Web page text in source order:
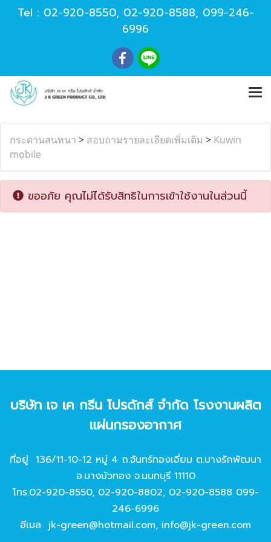
Tel : 02-920-8550, 02-920-8588, 099-246-
6996
กระดานสนทนา > สอบถามรายละเอียดเพิ่มเติม > Kuwin
mobile
ขออภัย คุณไม่ได้รับสิทธิในการเข้าใช้งานในส่วนนี้
บริษัท เจ เค กรีน โปรดักส์ จํากัด โรงงานผลิต
แผ่นกรองอากาศ
ที่อยู่ 136/11-10-12 หมู่ 4 ถ.จันทร์ทองเอี่ยม ต.บางรักพัฒนา
อ.บางบัวทอง จ.นนทบุรี 11110
โทร.02-920-8550, 02-920-8802, 02-920-8588 099-
246-6996
อีเมล jk-green@hotmail.com, info@jk-green.com